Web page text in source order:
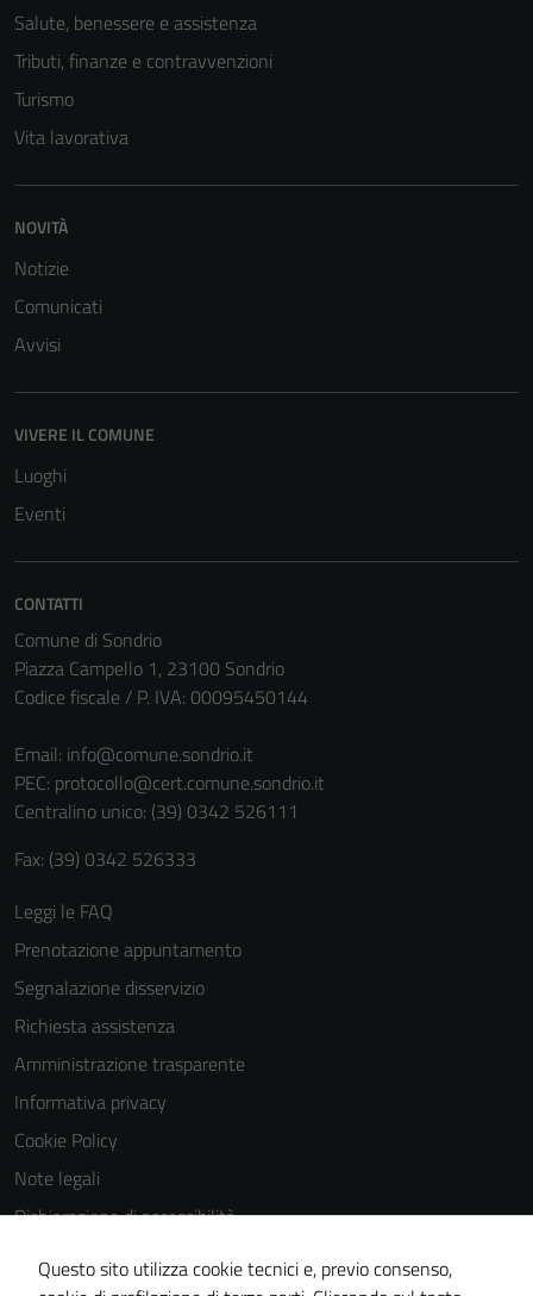
Salute, benessere e assistenza
Tributi, finanze e contravvenzioni
Turismo
Vita lavorativa
NOVITÀ
Notizie
Comunicati
Avvisi
VIVERE IL COMUNE
Luoghi
Eventi
CONTATTI
Comune di Sondrio
Piazza Campello 1, 23100 Sondrio
Codice fiscale / P. IVA: 00095450144
Email: info@comune.sondrio.it
PEC: protocollo@cert.comune.sondrio.it
Centralino unico: (39) 0342 526111
Fax: (39) 0342 526333
Leggi le FAQ
Prenotazione appuntamento
Segnalazione disservizio
Richiesta assistenza
Amministrazione trasparente
Informativa privacy
Cookie Policy
Note legali
Dichiarazione di accessibilità
Dichiarazione di accessibilità Servizi
Questo sito utilizza cookie tecnici e, previo consenso,
Questi cookie
disabilitati.